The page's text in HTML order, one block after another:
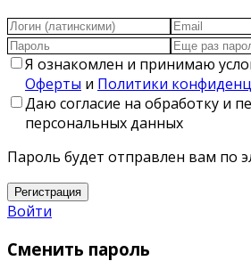
Я ознакомлен и принимаю
Оферты и Политики
Даю согласие на обработку и
персональных данных
Пароль будет отправлен вам по
Регистрация
Войти
Сменить пароль